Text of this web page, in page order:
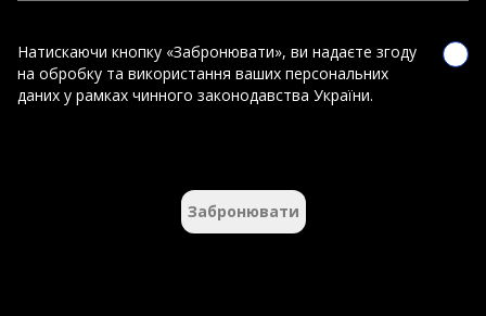
Натискаючи кнопку «Забронювати», ви надаєте згоду
на обробку та використання ваших персональних
даних у рамках чинного законодавства України.
Забронювати